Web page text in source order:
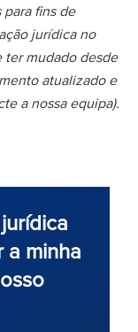
fins de
jurídica no
mudado desde
atualizado e
a nossa equipa).
minha